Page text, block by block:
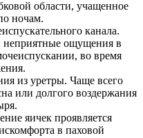
области, учащенное
ночам.
канала.
ощущения в
во время
из уретры. Чаще всего
или долгого воздержания
яичек проявляется
в паховой